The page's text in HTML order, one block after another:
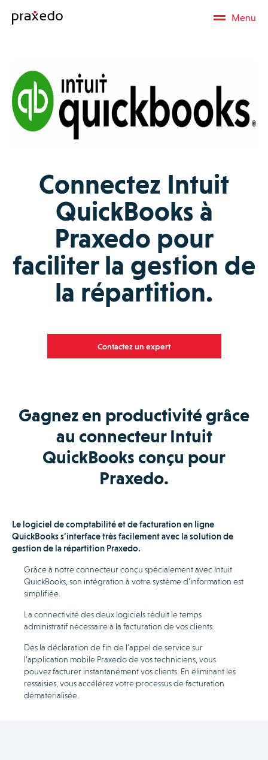
Menu
Connectez Intuit
QuickBooks à
Praxedo pour
faciliter la gestion de
la répartition.
Contactez un expert
Gagnez en productivité grâce
au connecteur Intuit
QuickBooks conçu pour
Praxedo.
Le logiciel de comptabilité et de facturation en ligne
QuickBooks s’interface très facilement avec la solution de
gestion de la répartition Praxedo.
Grâce à notre connecteur conçu spécialement avec Intuit
QuickBooks, son intégration à votre système d’information est
simplifiée.
La connectivité des deux logiciels réduit le temps
administratif nécessaire à la facturation de vos clients.
Dès la déclaration de fin de l’appel de service sur
l’application mobile Praxedo de vos techniciens, vous
pouvez facturer instantanément vos clients. En éliminant les
ressaisies, vous accélérez votre processus de facturation
dématérialisée.